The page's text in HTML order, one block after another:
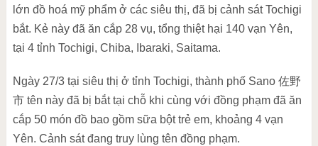
lớn đồ hoá mỹ phẩm ở các siêu thị, đã bị cảnh sát Tochigi
bắt. Kẻ này đã ăn cắp 28 vụ, tổng thiệt hại 140 vạn Yên,
tại 4 tỉnh Tochigi, Chiba, Ibaraki, Saitama.
Ngày 27/3 tại siêu thị ở tỉnh Tochigi, thành phố Sano 佐野
市 tên này đã bị bắt tại chỗ khi cùng với đồng phạm đã ăn
cắp 50 món đồ bao gồm sữa bột trẻ em, khoảng 4 vạn
Yên. Cảnh sát đang truy lùng tên đồng phạm.